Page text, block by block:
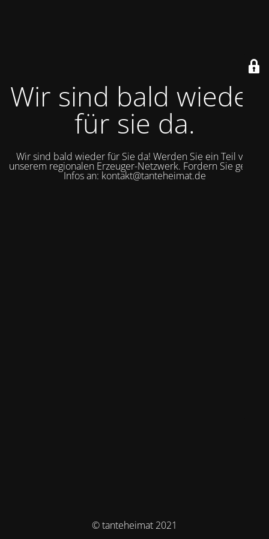
Wir sind bald wieder
für sie da.
Wir sind bald wieder für Sie da! Werden Sie ein Teil von
unserem regionalen Erzeuger-Netzwerk. Fordern Sie gerne
Infos an: kontakt@tanteheimat.de
© tanteheimat 2021